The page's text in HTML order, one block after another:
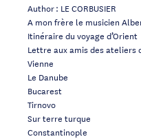
Author : LE CORBUSIER
A mon frère le musicien
Itinéraire du voyage d’Orient
Lettre aux amis des ateliers
Vienne
Le Danube
Bucarest
Tirnovo
Sur terre turque
Constantinople